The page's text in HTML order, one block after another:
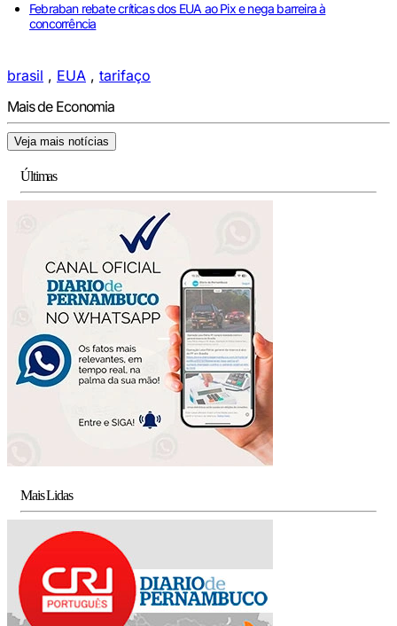
Febraban rebate críticas dos EUA ao Pix e nega barreira à
concorrência
brasil , EUA , tarifaço
Mais de Economia
Veja mais notícias
Últimas
Mais Lidas